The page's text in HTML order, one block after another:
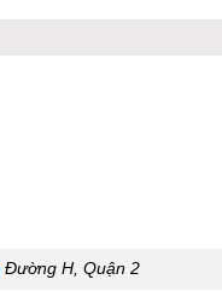
Đường H, Quận 2